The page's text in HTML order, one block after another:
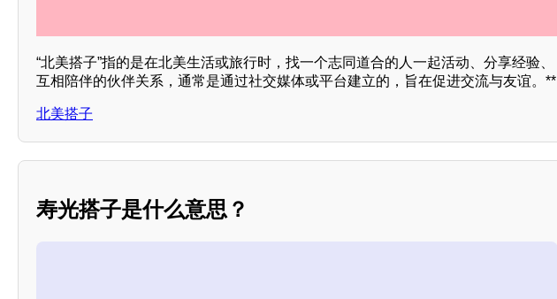
“北美搭子”指的是在北美生活或旅行时，找一个志同道合的人一起活动、分享经验、
互相陪伴的伙伴关系，通常是通过社交媒体或平台建立的，旨在促进交流与友谊。**
北美搭子
寿光搭子是什么意思？